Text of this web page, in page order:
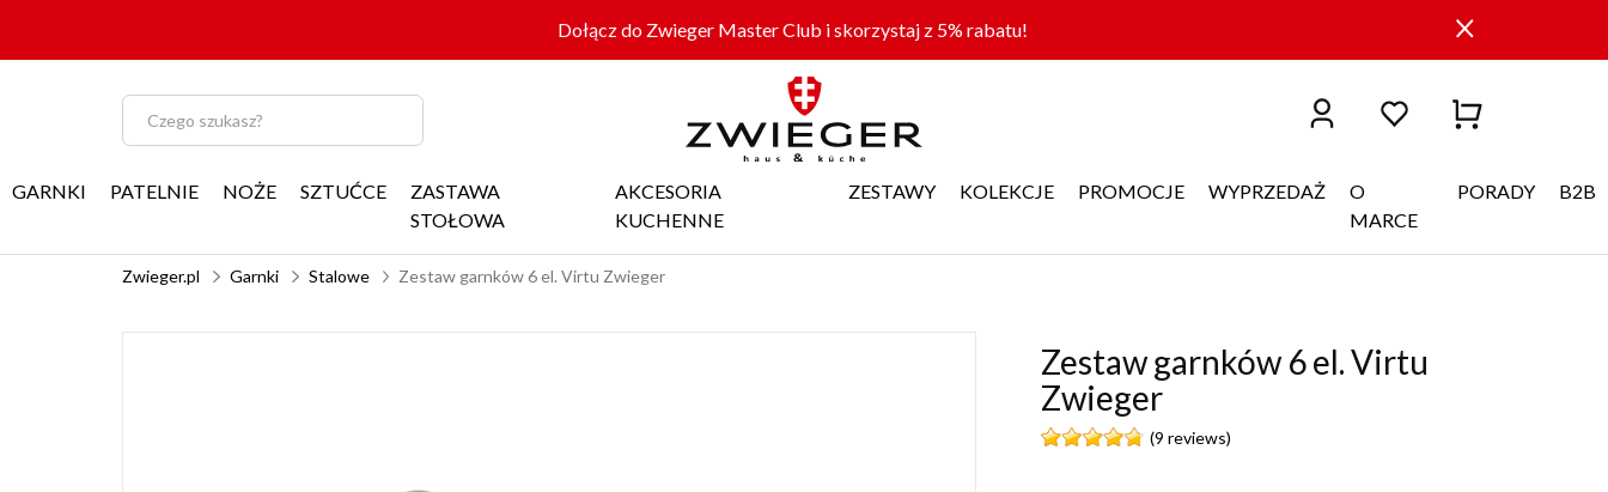
Dołącz do Zwieger Master Club i skorzystaj z 5% rabatu!
GARNKI PATELNIE NOŻE SZTUĆCE
ZASTAWA
STOŁOWA
AKCESORIA
KUCHENNE
ZESTAWY KOLEKCJE PROMOCJE WYPRZEDAŻ
O
MARCE
PORADY B2B
Zwieger.pl Garnki Stalowe Zestaw garnków 6 el. Virtu Zwieger
Zestaw garnków 6 el. Virtu
Zwieger
(9 reviews)